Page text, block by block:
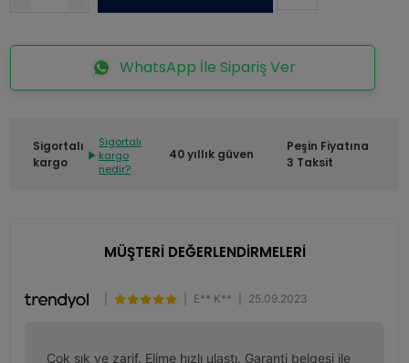
WhatsApp İle Sipariş Ver
Sigortalı
kargo
Sigortalı
kargo
nedir?
40 yıllık güven
Peşin Fiyatına
3 Taksit
MÜŞTERİ DEĞERLENDİRMELERİ
E** K** 25.09.2023
Çok şık ve zarif. Elime hızlı ulaştı. Garanti belgesi ile